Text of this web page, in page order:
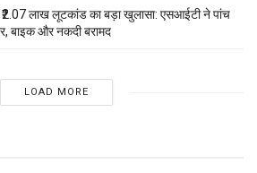
लाख लूटकांड का बड़ा खुलासा: एसआईटी ने पांच
बाइक और नकदी बरामद
LOAD MORE